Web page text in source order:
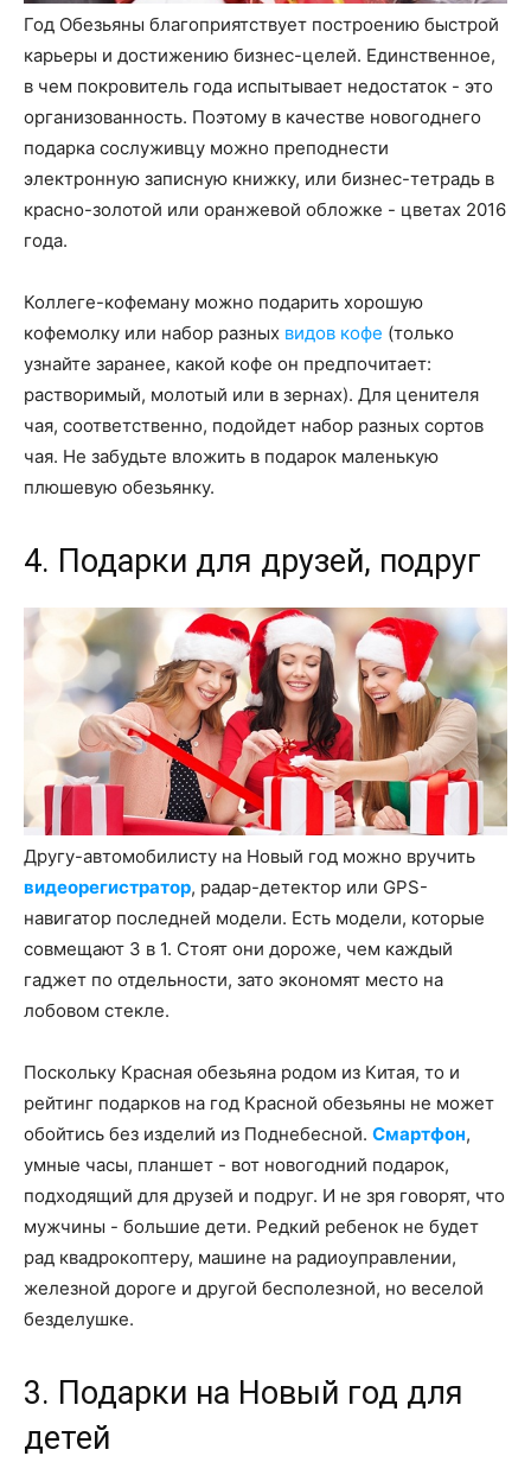
Год Обезьяны благоприятствует построению быстрой
карьеры и достижению бизнес-целей. Единственное,
в чем покровитель года испытывает недостаток - это
организованность. Поэтому в качестве новогоднего
подарка сослуживцу можно преподнести
электронную записную книжку, или бизнес-тетрадь в
красно-золотой или оранжевой обложке - цветах 2016
года.
Коллеге-кофеману можно подарить хорошую
кофемолку или набор разных видов кофе (только
узнайте заранее, какой кофе он предпочитает:
растворимый, молотый или в зернах). Для ценителя
чая, соответственно, подойдет набор разных сортов
чая. Не забудьте вложить в подарок маленькую
плюшевую обезьянку.
4. Подарки для друзей, подруг
Другу-автомобилисту на Новый год можно вручить
видеорегистратор, радар-детектор или GPS-
навигатор последней модели. Есть модели, которые
совмещают 3 в 1. Стоят они дороже, чем каждый
гаджет по отдельности, зато экономят место на
лобовом стекле.
Поскольку Красная обезьяна родом из Китая, то и
рейтинг подарков на год Красной обезьяны не может
обойтись без изделий из Поднебесной. Смартфон,
умные часы, планшет - вот новогодний подарок,
подходящий для друзей и подруг. И не зря говорят, что
мужчины - большие дети. Редкий ребенок не будет
рад квадрокоптеру, машине на радиоуправлении,
железной дороге и другой бесполезной, но веселой
безделушке.
3. Подарки на Новый год для
детей